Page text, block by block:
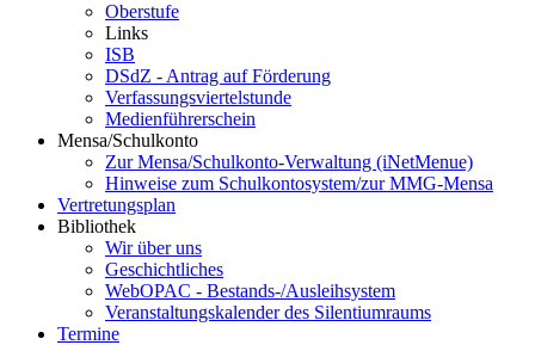
Oberstufe
Links
ISB
DSdZ - Antrag auf Förderung
Verfassungsviertelstunde
Medienführerschein
Mensa/Schulkonto
Zur Mensa/Schulkonto-Verwaltung (iNetMenue)
Hinweise zum Schulkontosystem/zur MMG-Mensa
Vertretungsplan
Bibliothek
Wir über uns
Geschichtliches
WebOPAC - Bestands-/Ausleihsystem
Veranstaltungskalender des Silentiumraums
Termine